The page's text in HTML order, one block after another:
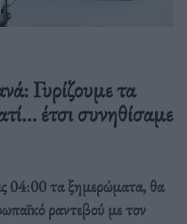
Γυρίζουμε τα
έτσι συνηθίσαμε
04:00 τα ξημερώματα, θα
ραντεβού με τον